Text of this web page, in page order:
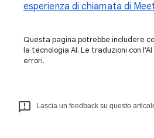
esperienza di chiamata di
Questa pagina potrebbe includere
la tecnologia AI. Le traduzioni con
errori.
Lascia un feedback su questo